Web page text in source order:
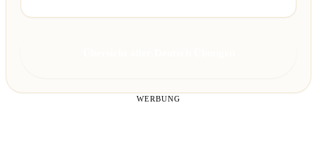
WERBUNG